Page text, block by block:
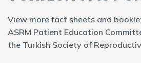
View more fact sheets and
ASRM Patient Education
the Turkish Society of